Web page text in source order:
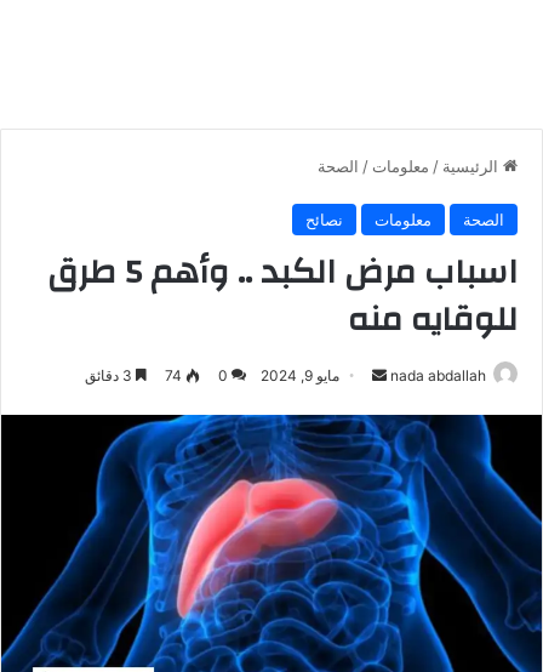
الرئيسية / معلومات / الصحة
الصحة معلومات نصائح
اسباب مرض الكبد .. وأهم 5 طرق
للوقايه منه
nada abdallah
أرسل
إلكترونيا
مايو 9, 2024 0
74